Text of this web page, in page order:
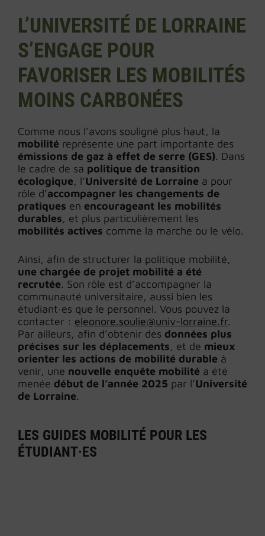
L’UNIVERSITÉ DE LORRAINE
S’ENGAGE POUR
FAVORISER LES MOBILITÉS
MOINS CARBONÉES
Comme nous l’avons souligné plus haut, la
mobilité représente une part importante des
émissions de gaz à effet de serre (GES). Dans
le cadre de sa politique de transition
écologique, l’Université de Lorraine a pour
rôle d’accompagner les changements de
pratiques en encourageant les mobilités
durables, et plus particulièrement les
mobilités actives comme la marche ou le vélo.
Ainsi, afin de structurer la politique mobilité,
une chargée de projet mobilité a été
recrutée. Son rôle est d’accompagner la
communauté universitaire, aussi bien les
étudiant·es que le personnel. Vous pouvez la
contacter : eleonore.soulie@univ-lorraine.fr.
Par ailleurs, afin d’obtenir des données plus
précises sur les déplacements, et de mieux
orienter les actions de mobilité durable à
venir, une nouvelle enquête mobilité a été
menée début de l’année 2025 par l’Université
de Lorraine.
LES GUIDES MOBILITÉ POUR LES
ÉTUDIANT·ES